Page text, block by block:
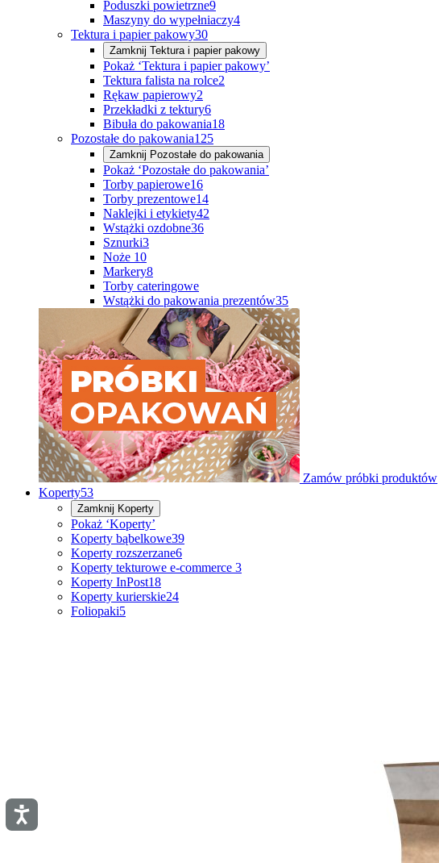
Poduszki powietrzne9
Maszyny do wypełniaczy4
Tektura i papier pakowy30
Zamknij Tektura i papier pakowy
Pokaż ‘Tektura i papier pakowy’
Tektura falista na rolce2
Rękaw papierowy2
Przekładki z tektury6
Bibuła do pakowania18
Pozostałe do pakowania125
Zamknij Pozostałe do pakowania
Pokaż ‘Pozostałe do pakowania’
Torby papierowe16
Torby prezentowe14
Naklejki i etykiety42
Wstążki ozdobne36
Sznurki3
Noże 10
Markery8
Torby cateringowe
Wstążki do pakowania prezentów35
Zamów próbki produktów
Koperty53
Zamknij Koperty
Pokaż ‘Koperty’
Koperty bąbelkowe39
Koperty rozszerzane6
Koperty tekturowe e-commerce 3
Koperty InPost18
Koperty kurierskie24
Foliopaki5